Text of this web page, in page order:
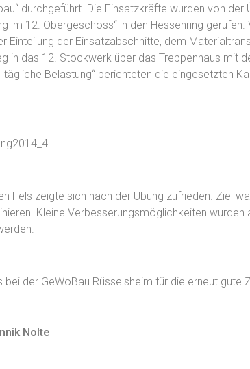
durchgeführt. Die Einsatzkräfte wurden von der
im 12. Obergeschoss“ in den Hessenring
Einteilung der Einsatzabschnitte, dem
in das 12. Stockwerk über das Treppenhaus mit
Belastung“ berichteten die eingesetzten
Fels zeigte sich nach der Übung zufrieden. Ziel
Kleine Verbesserungsmöglichkeiten wurden
bei der GeWoBau Rüsselsheim für die erneut gute
Nolte